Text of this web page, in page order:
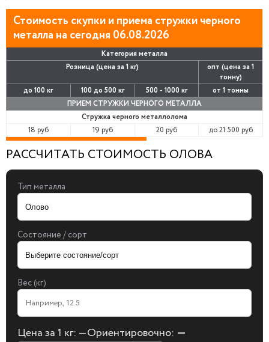
Стоимость скупки и приема стружки черного
металла на сегодня 06.08.2026
Категория металла
Розница (цена за 1 кг)
опт (цена за 1
тонну)
до 100 кг
100 до 500 кг 500 - 1000 кг
от 1 тонны
ПРИЕМ СТРУЖКИ ЧЕРНОГО МЕТАЛЛА
Стружка черного металлолома
18 руб
19 руб 20 руб до 21 500 руб
РАССЧИТАТЬ СТОИМОСТЬ ОЛОВА
Тип металла
Состояние / сорт
Вес (кг)
Цена за 1 кг: —Ориентировочно: —